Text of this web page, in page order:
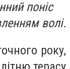
поніс
волі.
року,